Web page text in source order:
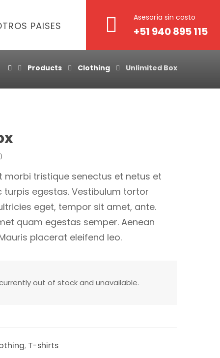
Asesoría sin costo
+51 940 895 115
PAISES
Products Clothing Unlimited Box
morbi tristique senectus et netus et
egestas. Vestibulum tortor
eget, tempor sit amet, ante.
quam egestas semper. Aenean
placerat eleifend leo.
out of stock and unavailable.
, T-shirts